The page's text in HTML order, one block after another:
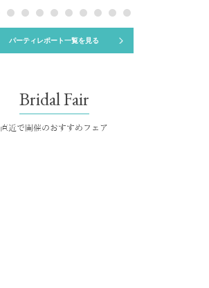
パーティレポート一覧を見る
Bridal Fair
直近で開催のおすすめフェア